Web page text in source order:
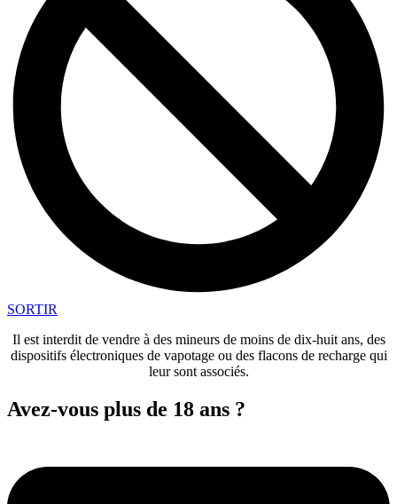
SORTIR
Il est interdit de vendre à des mineurs de moins de dix-huit ans, des
dispositifs électroniques de vapotage ou des flacons de recharge qui
leur sont associés.
Avez-vous plus de 18 ans ?